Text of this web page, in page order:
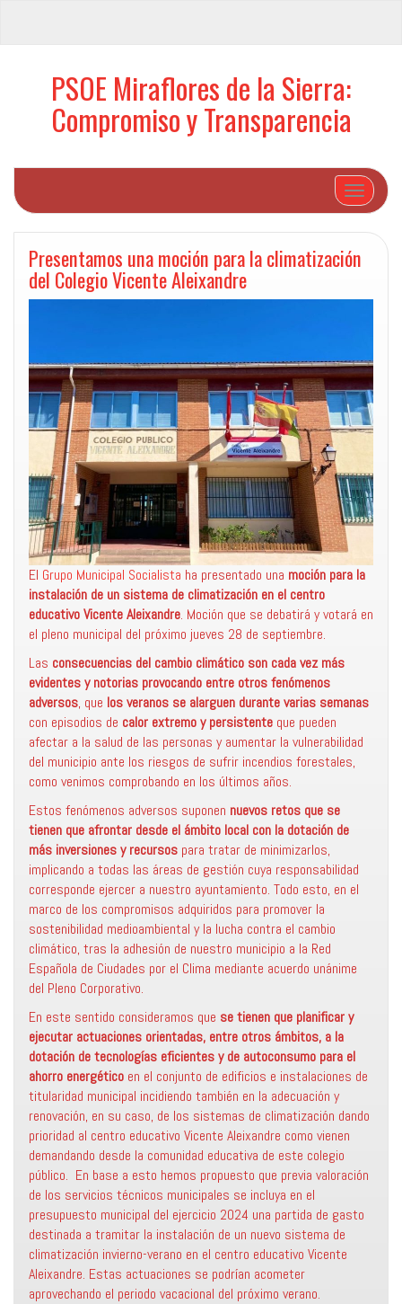
PSOE Miraflores de la Sierra:
Compromiso y Transparencia
Cambiar
Presentamos una moción para la climatización
del Colegio Vicente Aleixandre
El Grupo Municipal Socialista ha presentado una moción para la
instalación de un sistema de climatización en el centro
educativo Vicente Aleixandre. Moción que se debatirá y votará en
el pleno municipal del próximo jueves 28 de septiembre.
Las consecuencias del cambio climático son cada vez más
evidentes y notorias provocando entre otros fenómenos
adversos, que los veranos se alarguen durante varias semanas
con episodios de calor extremoy persistente que pueden
afectar a la salud de las personas y aumentar la vulnerabilidad
del municipio ante los riesgos de sufrir incendios forestales,
como venimos comprobando en los últimos años.
Estos fenómenos adversos suponen nuevos retos que se
tienen que afrontar desde el ámbito local con la dotación de
más inversiones y recursos para tratar de minimizarlos,
implicando a todas las áreas de gestión cuya responsabilidad
corresponde ejercer a nuestro ayuntamiento. Todo esto, en el
marco de los compromisos adquiridos para promover la
sostenibilidad medioambiental y la lucha contra el cambio
climático, tras la adhesión de nuestro municipio a la Red
Española de Ciudades por el Clima mediante acuerdo unánime
del Pleno Corporativo.
En este sentido consideramos que se tienen que planificar y
ejecutar actuaciones orientadas, entre otros ámbitos, a la
dotación de tecnologías eficientes y de autoconsumo para el
ahorro energético en el conjunto de edificios e instalaciones de
titularidad municipal incidiendo también en la adecuación y
renovación, en su caso, de los sistemas de climatización dando
prioridad al centro educativo Vicente Aleixandre como vienen
demandando desde la comunidad educativa de este colegio
público. En base a esto hemos propuesto que previa valoración
de los servicios técnicos municipales se incluya en el
presupuesto municipal del ejercicio 2024 una partida de gasto
destinada a tramitar la instalación de un nuevo sistema de
climatización invierno-verano en el centro educativo Vicente
Aleixandre. Estas actuaciones se podrían acometer
aprovechando el periodo vacacional del próximo verano.